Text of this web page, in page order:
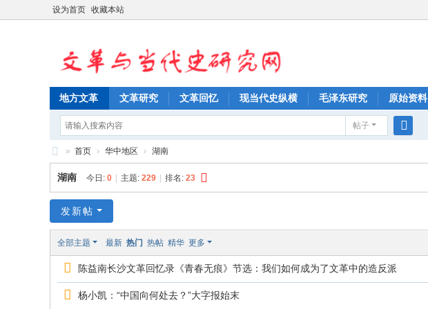
设为首页 收藏本站
地方文革 文革研究 文革回忆 现当代史纵横 毛泽东研究 原始资料
帖子
索
文
革
当
» 首页 › 华中地区 › 湖南
湖南 今日: 0 主题: 229 排名: 23
发新帖
全部主题 最新 热门 热帖 精华 更多
陈益南长沙文革回忆录《青春无痕》节选：我们如何成为了文革中的造反派
杨小凯：“中国向何处去？”大字报始末